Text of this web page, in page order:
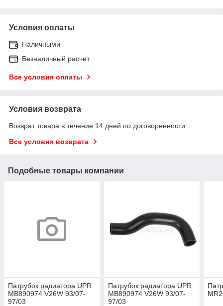
Условия оплаты
Наличными
Безналичный расчет
Все условия оплаты
Условия возврата
Возврат товара в течение 14 дней по договоренности
Все условия возврата
Подобные товары компании
Патрубок радиатора UPR
MB890974 V26W 93/07-
97/03
Патрубок радиатора UPR
MB890974 V26W 93/07-
97/03